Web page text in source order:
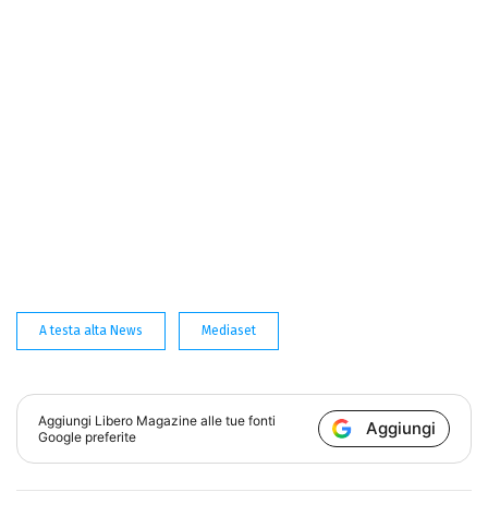
A testa alta News Mediaset
Aggiungi Libero Magazine alle tue fonti
Google preferite
Aggiungi